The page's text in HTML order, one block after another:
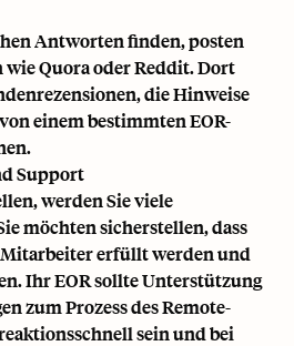
Antworten finden, posten
wie Quora oder Reddit. Dort
die Hinweise
einem bestimmten EOR-
Support
werden Sie viele
möchten sicherstellen, dass
erfüllt werden und
Ihr EOR sollte Unterstützung
zum Prozess des Remote-
sein und bei